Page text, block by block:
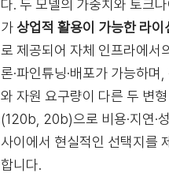
다. 두 모델의 가중치와 토크
가상업적 활용이 가능한 라이
로 제공되어 자체 인프라에서
론·파인튜닝·배포가 가능하며,
와 자원 요구량이 다른 두 변형
(120b, 20b)으로 비용·지연·
사이에서 현실적인 선택지를
합니다.